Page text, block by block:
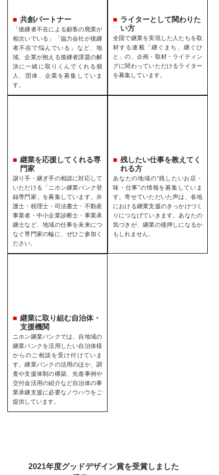
共創パートナー
「後継者不在による顧客の廃業が
相次いでいる」「協力会社が後継
者不在で悩んでいる」など、地
域、企業が抱える後継者課題の解
決に一緒に取りくんでくれる個
人、団体、企業を募集していま
す。
ライターとして関わりた
い方
全国で継業を実現した人たちを取
材する連載「継ぐまち、継ぐひ
と」の、企画・取材・ライティン
グに関わっていただけるライター
を募集しています。
継業を応援してくれる専
門家
譲り手・継ぎ手の相談に対応して
いただける「ニホン継業バンク登
録専門家」を募集しています。弁
護士・税理士・司法書士・不動産
事業者・中小企業診断士・事業承
継士など、地域の仕事を未来につ
なぐ専門家の輪に、ぜひご参加く
ださい。
残したい仕事を教えてく
れる方
あなたの地域の“残したいお店・
味・仕事”の情報を募集していま
す。寄せていただいた声は、各地
における継業支援のきっかけづく
りにつなげていきます。あなたの
気づきが、継業の後押しになるか
もしれません。
継業に取り組む自治体・
支援機関
ニホン継業バンクでは、自地域の
継業バンクを活用したい自治体様
からのご相談を受け付けていま
す。継業バンクの活用のほか、調
査や支援体制の構築、先進事例や
交付金活用の紹介など自治体の事
業承継支援に必要なノウハウをご
提供しています。
2021年度グッドデザイン賞を受賞しました